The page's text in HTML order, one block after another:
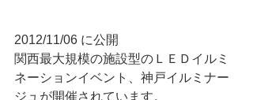
2012/11/06 に公開
関西最大規模の施設型のＬＥＤイルミ
ネーションイベント、神戸イルミナー
ジュが開催さ­れています。